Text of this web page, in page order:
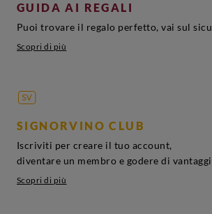
GUIDA AI REGALI
Puoi trovare il regalo perfetto, vai sul
Scopri di più
SIGNORVINO CLUB
Iscriviti per creare il tuo account,
diventare un membro e godere di
Scopri di più